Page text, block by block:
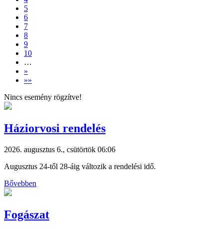
5
6
7
8
9
10
…
»
»»
Nincs esemény rögzítve!
Háziorvosi rendelés
2026. augusztus 6., csütörtök 06:06
Augusztus 24-től 28-áig változik a rendelési idő.
Bővebben
Fogászat